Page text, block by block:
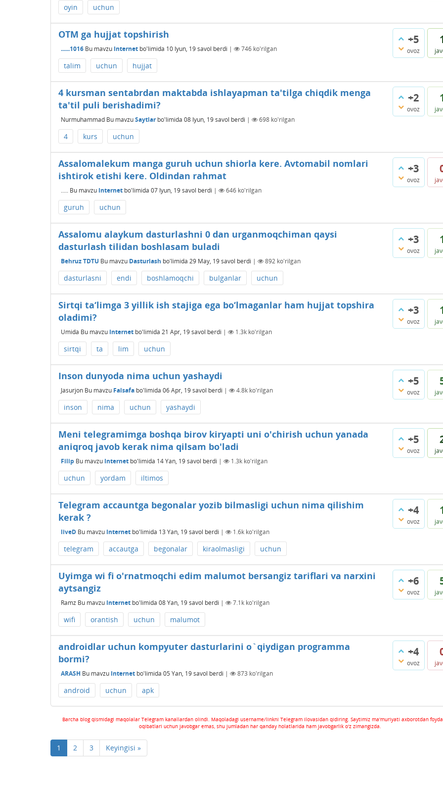
oyin uchun
+5
ovoz
OTM ga hujjat topshirish
......1016 Bu mavzu Internet bo'limida 10 Iyun, 19savol berdi | 746 ko'rilgan
talim uchun hujjat
+2
ovoz
4 kursman sentabrdan maktabda ishlayapman ta'tilga chiqdik menga
ta'til puli berishadimi?
Nurmuhammad Bu mavzuSaytlarbo'limida 08 Iyun, 19savol berdi | 698 ko'rilgan
4 kurs uchun
+3
ovoz
Assalomalekum manga guruh uchun shiorla kere. Avtomabil nomlari
ishtirok etishi kere. Oldindan rahmat
..... Bu mavzu Internet bo'limida 07 Iyun, 19savol berdi | 646 ko'rilgan
guruh uchun
+3
ovoz
Assalomu alaykum dasturlashni 0 dan urganmoqchiman qaysi
dasturlash tilidan boshlasam buladi
Behruz TDTU Bu mavzu Dasturlash bo'limida 29 May, 19savol berdi | 892 ko'rilgan
dasturlasni endi boshlamoqchi bulganlar uchun
+3
ovoz
Sirtqi ta‘limga 3 yillik ish stajiga ega bo‘lmaganlar ham hujjat topshira
oladimi?
Umida Bu mavzu Internet bo'limida 21 Apr, 19savol berdi | 1.3k ko'rilgan
sirtqi ta lim uchun
+5
ovoz
Inson dunyoda nima uchun yashaydi
Jasurjon Bu mavzu Falsafa bo'limida 06 Apr, 19savol berdi | 4.8k ko'rilgan
inson nima uchun yashaydi
+5
ovoz
Meni telegramimga boshqa birov kiryapti uni o'chirish uchun yanada
aniqroq javob kerak nima qilsam bo'ladi
Filip Bu mavzu Internet bo'limida 14 Yan, 19savol berdi | 1.3k ko'rilgan
uchun yordam iltimos
+4
ovoz
Telegram accauntga begonalar yozib bilmasligi uchun nima qilishim
kerak ?
liveD Bu mavzu Internet bo'limida 13 Yan, 19savol berdi | 1.6k ko'rilgan
telegram accautga begonalar kiraolmasligi uchun
+6
ovoz
Uyimga wi fi o'rnatmoqchi edim malumot bersangiz tariflari va narxini
aytsangiz
Ramz Bu mavzu Internet bo'limida 08 Yan, 19savol berdi | 7.1k ko'rilgan
wifi orantish uchun malumot
+4
ovoz
androidlar uchun kompyuter dasturlarini o`qiydigan programma
bormi?
ARASH Bu mavzu Internet bo'limida 05 Yan, 19savol berdi | 873 ko'rilgan
android uchun apk
Barcha blog qismidagi maqolalar Telegram kanallardan olindi. Maqoladagi username/linkni Telegram ilovasidan qidiring. Saytimiz ma'muriyati axborotdan
oqibatlari uchun javobgar emas, shu jumladan har qanday holatlarida ham javobgarlik o'z zimangizda.
1 2 3 Keyingisi »